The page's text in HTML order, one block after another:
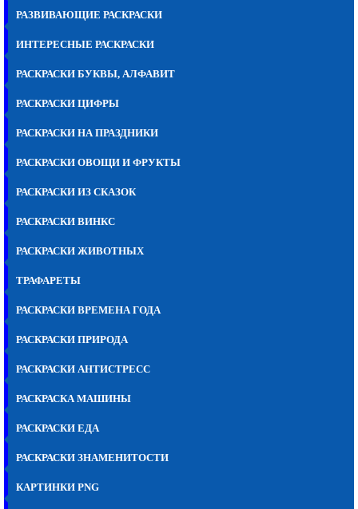
РАЗВИВАЮЩИЕ РАСКРАСКИ
ИНТЕРЕСНЫЕ РАСКРАСКИ
РАСКРАСКИ БУКВЫ, АЛФАВИТ
РАСКРАСКИ ЦИФРЫ
РАСКРАСКИ НА ПРАЗДНИКИ
РАСКРАСКИ ОВОЩИ И ФРУКТЫ
РАСКРАСКИ ИЗ СКАЗОК
РАСКРАСКИ ВИНКС
РАСКРАСКИ ЖИВОТНЫХ
ТРАФАРЕТЫ
РАСКРАСКИ ВРЕМЕНА ГОДА
РАСКРАСКИ ПРИРОДА
РАСКРАСКИ АНТИСТРЕСС
РАСКРАСКА МАШИНЫ
РАСКРАСКИ ЕДА
РАСКРАСКИ ЗНАМЕНИТОСТИ
КАРТИНКИ PNG